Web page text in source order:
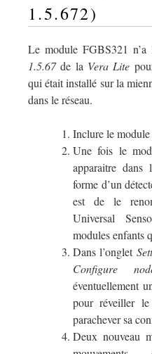
1.5.672)
Le module FGBS321 n’a
1.5.67de la Vera Lite
qui était installé sur la
dans le réseau.
Inclure le
Une fois le
apparaitre
forme d’un
est de le
Universal
modules enfants
Dans l’onglet
Configure
éventuellement
pour réveiller
parachever sa
Deux nouveau